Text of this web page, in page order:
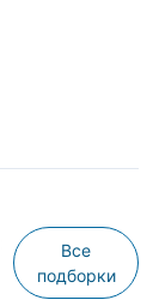
Все
подборки